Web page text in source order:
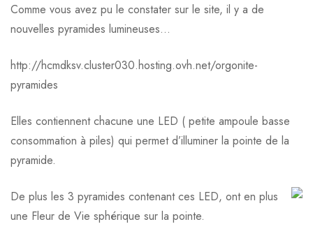
Comme vous avez pu le constater sur le site, il y a de
nouvelles pyramides lumineuses…
http://hcmdksv.cluster030.hosting.ovh.net/orgonite-
pyramides
Elles contiennent chacune une LED ( petite ampoule basse
consommation à piles) qui permet d’illuminer la pointe de la
pyramide.
De plus les 3 pyramides contenant ces LED, ont en plus
une Fleur de Vie sphérique sur la pointe.